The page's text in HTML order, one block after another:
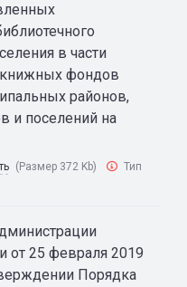
в части
фондов
районов,
и поселений на
(Размер 372 Kb)
Тип
от 25 февраля 2019
Порядка